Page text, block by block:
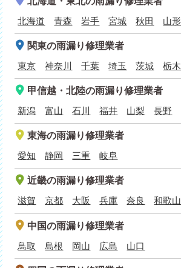
北海道
青森 岩手 宮城 秋田 山形
関東の雨漏り修理業者
東京
神奈川 千葉 埼玉 茨城 栃木
甲信越・北陸の雨漏り修理業者
新潟
富山 石川 福井 山梨 長野
東海の雨漏り修理業者
愛知
静岡 三重 岐阜
近畿の雨漏り修理業者
滋賀
京都 大阪 兵庫 奈良 和歌山
中国の雨漏り修理業者
鳥取
島根 岡山 広島 山口